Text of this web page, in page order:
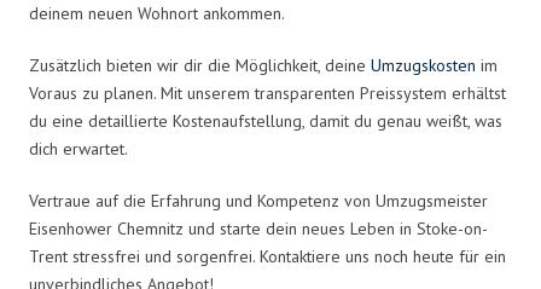
deinem neuen Wohnort ankommen.
Zusätzlich bieten wir dir die Möglichkeit, deine Umzugskosten im
Voraus zu planen. Mit unserem transparenten Preissystem erhältst
du eine detaillierte Kostenaufstellung, damit du genau weißt, was
dich erwartet.
Vertraue auf die Erfahrung und Kompetenz von Umzugsmeister
Eisenhower Chemnitz und starte dein neues Leben in Stoke-on-
Trent stressfrei und sorgenfrei. Kontaktiere uns noch heute für ein
unverbindliches Angebot!